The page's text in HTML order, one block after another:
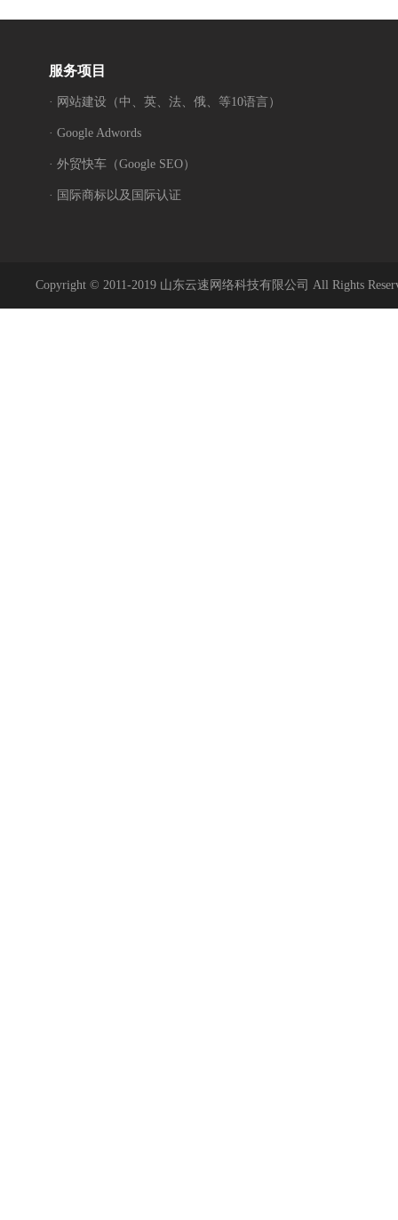
服务项目
· 网站建设（中、英、法、俄、等10语言）
· Google Adwords
· 外贸快车（Google SEO）
· 国际商标以及国际认证
Copyright © 2011-2019 山东云速网络科技有限公司 All Rights